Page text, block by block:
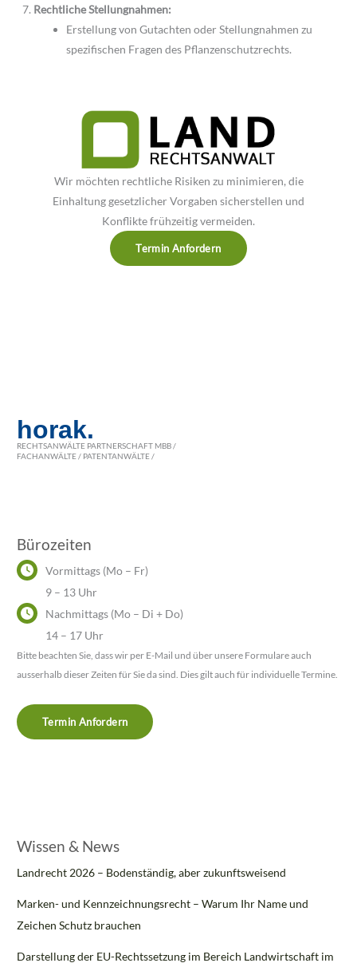
Rechtliche Stellungnahmen:
Erstellung von Gutachten oder Stellungnahmen zu
spezifischen Fragen des Pflanzenschutzrechts.
Wir möchten rechtliche Risiken zu minimieren, die
Einhaltung gesetzlicher Vorgaben sicherstellen und
Konflikte frühzeitig vermeiden.
Termin Anfordern
horak.
RECHTSANWÄLTE PARTNERSCHAFT MBB /
FACHANWÄLTE / PATENTANWÄLTE /
Bürozeiten
Vormittags (Mo – Fr)
9 – 13 Uhr
Nachmittags (Mo – Di + Do)
14 – 17 Uhr
Bitte beachten Sie, dass wir per E-Mail und über unsere Formulare auch
ausserhalb dieser Zeiten für Sie da sind. Dies gilt auch für individuelle Termine.
Termin Anfordern
Wissen & News
Landrecht 2026 – Bodenständig, aber zukunftsweisend
Marken- und Kennzeichnungsrecht – Warum Ihr Name und
Zeichen Schutz brauchen
Darstellung der EU-Rechtssetzung im Bereich Landwirtschaft im